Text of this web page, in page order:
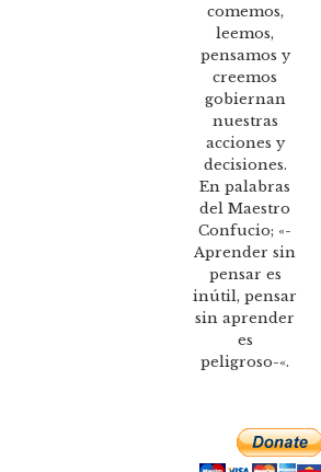
comemos,
leemos,
pensamos y
creemos
gobiernan
nuestras
acciones y
decisiones.
En palabras
del Maestro
Confucio; «-
Aprender sin
pensar es
inútil, pensar
sin aprender
es
peligroso-«.